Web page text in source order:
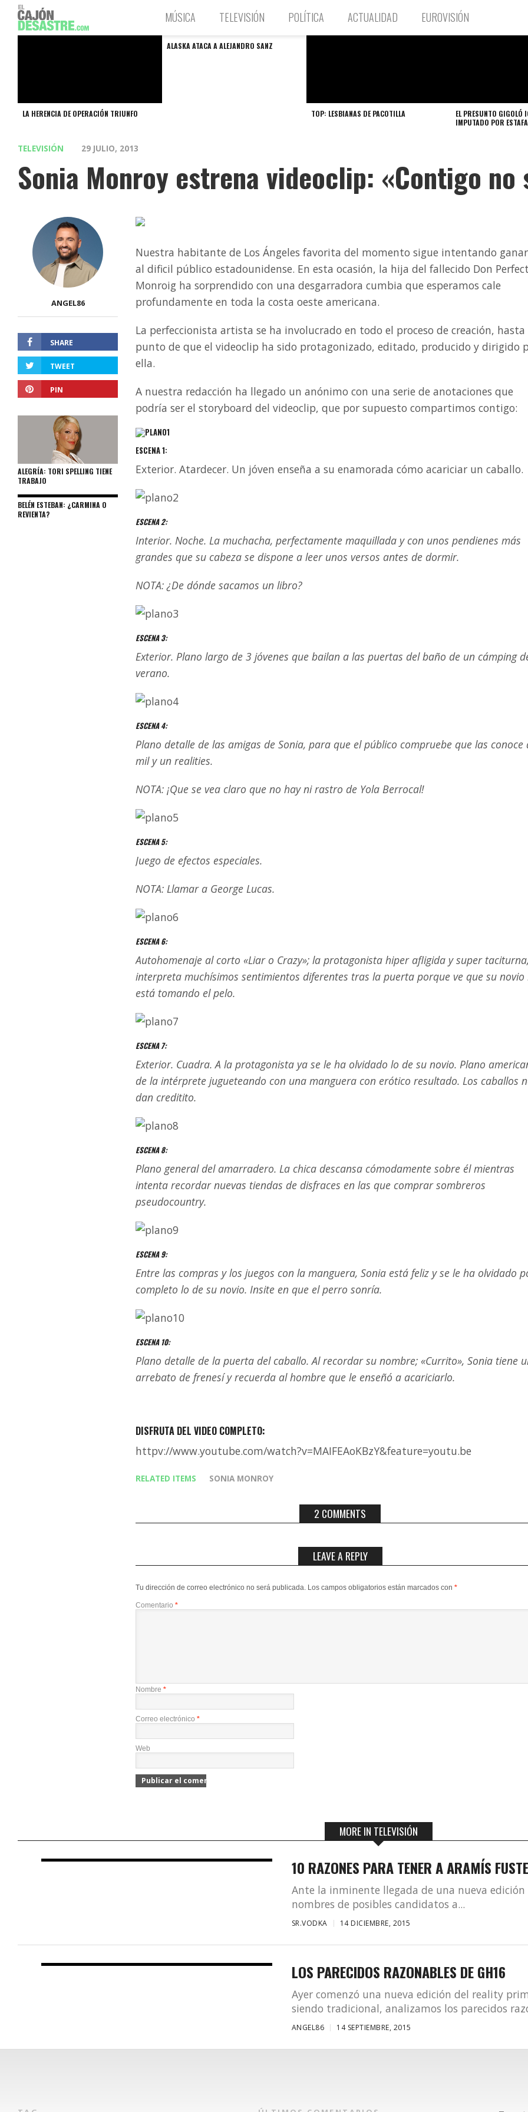
MÚSICA TELEVISIÓN POLÍTICA ACTUALIDAD EUROVISIÓN
LA HERENCIA DE OPERACIÓN TRIUNFO
ALASKA ATACA A ALEJANDRO SANZ
TOP: LESBIANAS DE PACOTILLA
EL PRESUNTO GIGOLÓ
IMPUTADO POR ESTAFA
TELEVISIÓN 29 JULIO, 2013
Sonia Monroy estrena videoclip: «Contigo no
ANGEL86
SHARE
TWEET
PIN
ALEGRÍA: TORI SPELLING TIENE
TRABAJO
BELÉN ESTEBAN: ¿CARMINA O
REVIENTA?
Nuestra habitante de Los Ángeles favorita del momento sigue intentando
al dificil público estadounidense. En esta ocasión, la hija del fallecido Don
Monroig ha sorprendido con una desgarradora cumbia que esperamos cale
profundamente en toda la costa oeste americana.
La perfeccionista artista se ha involucrado en todo el proceso de creación, hasta
punto de que el videoclip ha sido protagonizado, editado, producido y dirigido
ella.
A nuestra redacción ha llegado un anónimo con una serie de anotaciones que
podría ser el storyboard del videoclip, que por supuesto compartimos contigo:
ESCENA 1:
Exterior. Atardecer. Un jóven enseña a su enamorada cómo acariciar un caballo.
ESCENA 2:
Interior. Noche. La muchacha, perfectamente maquillada y con unos pendienes más
grandes que su cabeza se dispone a leer unos versos antes de dormir.
NOTA: ¿De dónde sacamos un libro?
ESCENA 3:
Exterior. Plano largo de 3 jóvenes que bailan a las puertas del baño de un cámping
verano.
ESCENA 4:
Plano detalle de las amigas de Sonia, para que el público compruebe que las conoce
mil y un realities.
NOTA: ¡Que se vea claro que no hay ni rastro de Yola Berrocal!
ESCENA 5:
Juego de efectos especiales.
NOTA: Llamar a George Lucas.
ESCENA 6:
Autohomenaje al corto «Liar o Crazy»; la protagonista hiper afligida y super
interpreta muchísimos sentimientos diferentes tras la puerta porque ve que su novio
está tomando el pelo.
ESCENA 7:
Exterior. Cuadra. A la protagonista ya se le ha olvidado lo de su novio. Plano
de la intérprete jugueteando con una manguera con erótico resultado. Los caballos
dan creditito.
ESCENA 8:
Plano general del amarradero. La chica descansa cómodamente sobre él mientras
intenta recordar nuevas tiendas de disfraces en las que comprar sombreros
pseudocountry.
ESCENA 9:
Entre las compras y los juegos con la manguera, Sonia está feliz y se le ha olvidado
completo lo de su novio. Insite en que el perro sonría.
ESCENA 10:
Plano detalle de la puerta del caballo. Al recordar su nombre; «Currito», Sonia tiene
arrebato de frenesí y recuerda al hombre que le enseñó a acariciarlo.
DISFRUTA DEL VIDEO COMPLETO:
httpv://www.youtube.com/watch?v=MAIFEAoKBzY&feature=youtu.be
RELATED ITEMS SONIA MONROY
2 COMMENTS
LEAVE A REPLY
Tu dirección de correo electrónico no será publicada. Los campos obligatorios están marcados con *
Comentario *
Nombre *
Correo electrónico *
Web
MORE IN TELEVISIÓN
10 RAZONES PARA TENER A ARAMÍS
Ante la inminente llegada de una nueva
nombres de posibles candidatos a...
SR.VODKA 14 DICIEMBRE, 2015
LOS PARECIDOS RAZONABLES DE GH16
Ayer comenzó una nueva edición del reality
siendo tradicional, analizamos los parecidos
ANGEL86 14 SEPTIEMBRE, 2015